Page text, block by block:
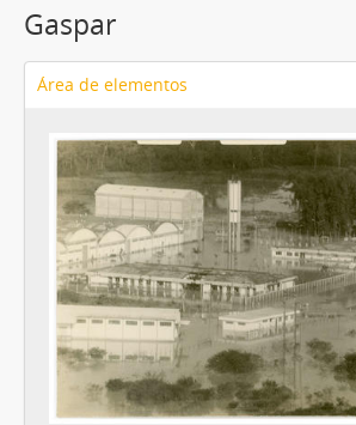
Gaspar
Área de elementos